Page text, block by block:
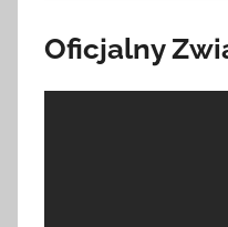
Oficjalny